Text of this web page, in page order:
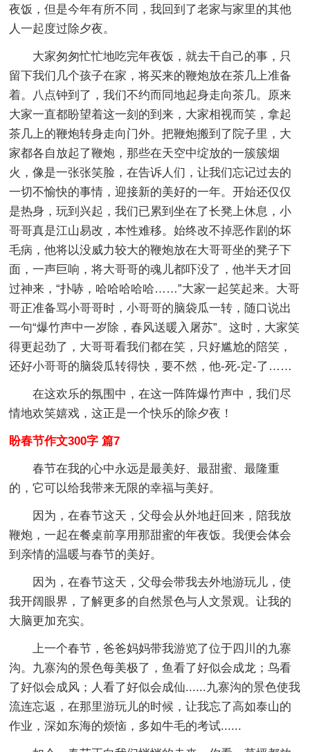
夜饭，但是今年有所不同，我回到了老家与家里的其他
人一起度过除夕夜。
大家匆匆忙忙地吃完年夜饭，就去干自己的事，只
留下我们几个孩子在家，将买来的鞭炮放在茶几上准备
着。八点钟到了，我们不约而同地起身走向茶几。原来
大家一直都盼望着这一刻的到来，大家相视而笑，拿起
茶几上的鞭炮转身走向门外。把鞭炮搬到了院子里，大
家都各自放起了鞭炮，那些在天空中绽放的一簇簇烟
火，像是一张张笑脸，在告诉人们，让我们忘记过去的
一切不愉快的事情，迎接新的美好的一年。开始还仅仅
是热身，玩到兴起，我们已累到坐在了长凳上休息，小
哥哥真是江山易改，本性难移。始终改不掉恶作剧的坏
毛病，他将以没威力较大的鞭炮放在大哥哥坐的凳子下
面，一声巨响，将大哥哥的魂儿都吓没了，他半天才回
过神来，“扑哧，哈哈哈哈哈……”大家一起笑起来。大哥
哥正准备骂小哥哥时，小哥哥的脑袋瓜一转，随口说出
一句“爆竹声中一岁除，春风送暖入屠苏”。这时，大家笑
得更起劲了，大哥哥看我们都在笑，只好尴尬的陪笑，
还好小哥哥的脑袋瓜转得快，要不然，他-死-定-了……
在这欢乐的氛围中，在这一阵阵爆竹声中，我们尽
情地欢笑嬉戏，这正是一个快乐的除夕夜！
盼春节作文300字 篇7
春节在我的心中永远是最美好、最甜蜜、最隆重
的，它可以给我带来无限的幸福与美好。
因为，在春节这天，父母会从外地赶回来，陪我放
鞭炮，一起在餐桌前享用那甜蜜的年夜饭。我便会体会
到亲情的温暖与春节的美好。
因为，在春节这天，父母会带我去外地游玩儿，使
我开阔眼界，了解更多的自然景色与人文景观。让我的
大脑更加充实。
上一个春节，爸爸妈妈带我游览了位于四川的九寨
沟。九寨沟的景色每美极了，鱼看了好似会成龙；鸟看
了好似会成风；人看了好似会成仙......九寨沟的景色使我
流连忘返，在那里游玩儿的时候，让我忘了高如泰山的
作业，深如东海的烦恼，多如牛毛的考试......